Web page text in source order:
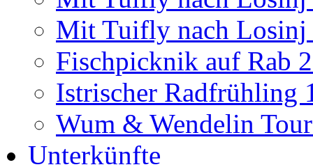
Mit Tuifly nach Losinj
Fischpicknik auf Rab
Istrischer Radfrühling
Wum & Wendelin
Unterkünfte